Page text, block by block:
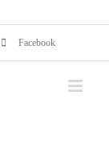
Facebook